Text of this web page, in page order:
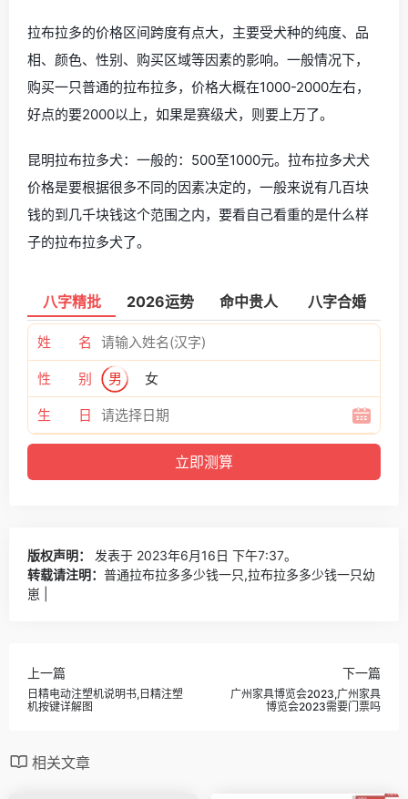
拉布拉多的价格区间跨度有点大，主要受犬种的纯度、品
相、颜色、性别、购买区域等因素的影响。一般情况下，
购买一只普通的拉布拉多，价格大概在1000-2000左右，
好点的要2000以上，如果是赛级犬，则要上万了。
昆明拉布拉多犬：一般的：500至1000元。拉布拉多犬犬
价格是要根据很多不同的因素决定的，一般来说有几百块
钱的到几千块钱这个范围之内，要看自己看重的是什么样
子的拉布拉多犬了。
八字精批 2026运势 命中贵人 八字合婚
姓 名
性 别 男 女
生 日
版权声明：
发表于 2023年6月16日 下午7:37。
转载请注明： 普通拉布拉多多少钱一只,拉布拉多多少钱一只幼
崽 |
上一篇
日精电动注塑机说明书,日精注塑
机按键详解图
下一篇
广州家具博览会2023,广州家具
博览会2023需要门票吗
相关文章